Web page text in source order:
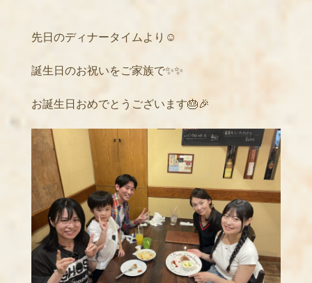
先日のディナータイムより☺️
誕生日のお祝いをご家族で✨✨
お誕生日おめでとうございます🎂🎉